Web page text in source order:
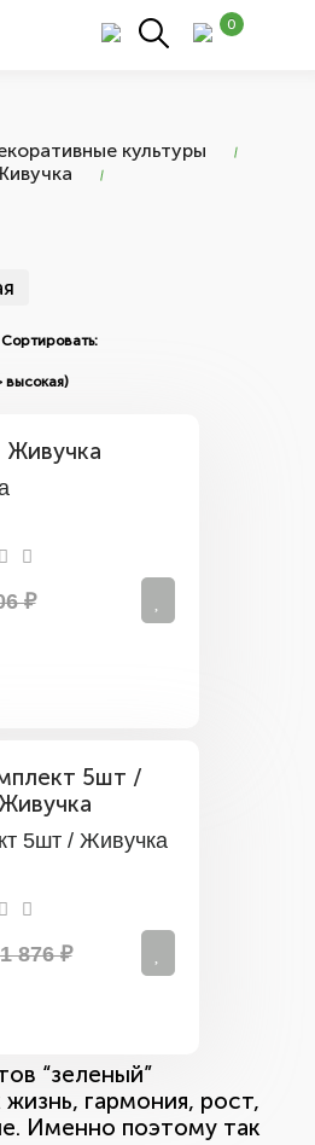
0
культуры
₽
5шт / Живучка
1 876 ₽
“зеленый”
гармония, рост,
Именно поэтому так